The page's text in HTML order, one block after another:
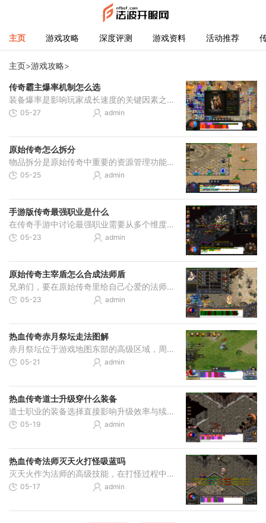
主页 游戏攻略 深度评测 游戏资料 活动推荐
主页>游戏攻略>
传奇霸主爆率机制怎么选
装备爆率是影响玩家成长速度的关键因素之一，游戏中的爆率机制主要体现在不同地图的掉落概率差异上。通常来说，高级地图的爆率相对更高，因为这些区域中的怪物和BOSS难度较大，
05-27 admin
原始传奇怎么拆分
物品拆分是原始传奇中重要的资源管理功能，玩家可通过此操作将背包中的堆叠物品拆分为不同数量。常见的可拆分物品包括装备、道具和材料，其中装备拆分可获得装备碎片，道具拆
05-25 admin
手游版传奇最强职业是什么
在传奇手游中讨论最强职业需要从多个维度进行各个职业的强度很大程度上取决于玩家的操作水平、装备配置和团队定位。战士作为近战物理职业，以高生命值和强大的防御能力著称，
05-23 admin
原始传奇主宰盾怎么合成法师盾
兄弟们，要在原始传奇里给自己心爱的法师角色搞到主宰盾，首先得摸清合成的基本套路。合成操作都在庄园地图的神界使者那里进行，具体坐标是75和66。找到这位NPC后，就可以开始准
05-23 admin
热血传奇赤月祭坛走法图解
赤月祭坛位于游戏地图东部的高级区域，周围环绕着茂密森林和危险的生物，对玩家的等级和装备有一定要求。从比奇省东部出发，经过森林小径进入幽暗森林，沿着蜿蜒小路深入直到
05-21 admin
热血传奇道士升级穿什么装备
道士职业的装备选择直接影响升级效率与续航能力，合理的装备搭配能够显著提升打怪速度和生存能力。对于追求高效升级的道士玩家而言，装备的选择需要围绕道术攻击、防御属性以
05-19 admin
热血传奇法师灭天火打怪吸蓝吗
灭天火作为法师的高级技能，在打怪过程中确实具备吸蓝效果。该技能属于火系魔法，虽然视觉效果范围较大，但实际为单体攻击技能。当灭天火命中目标时，除了造成可观的魔法伤害
05-17 admin